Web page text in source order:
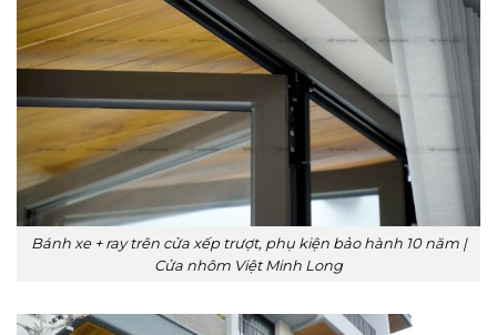
Bánh xe + ray trên cửa xếp trượt, phụ kiện bảo hành 10 năm |
Cửa nhôm Việt Minh Long